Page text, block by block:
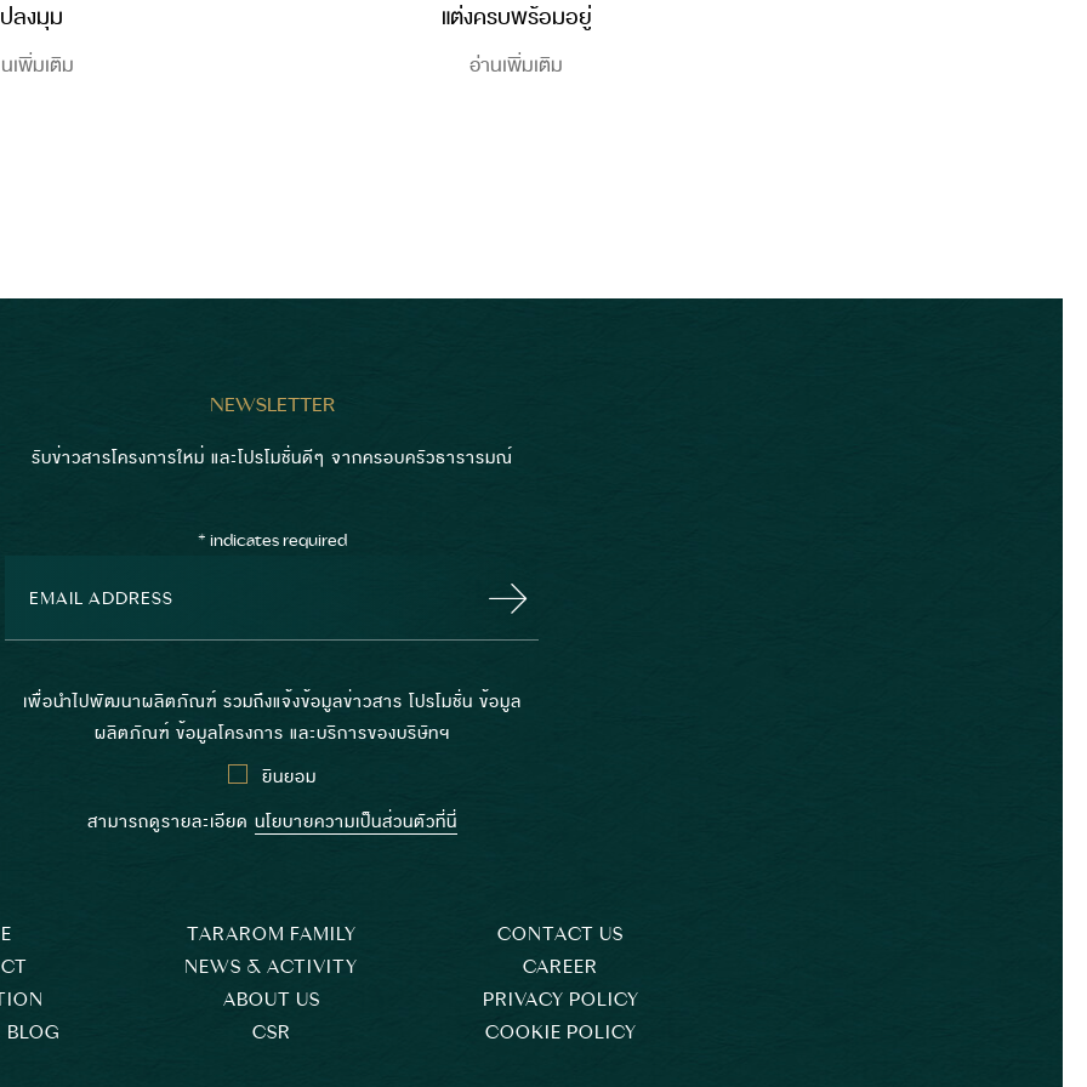
ลงมุม
เพิ่มเติม
แต่งครบพร้อมอยู่
อ่านเพิ่มเติม
NEWSLETTER
รับข่าวสารโครงการใหม่ และโปรโมชั่นดีๆ จากครอบครัวธารารมณ์
* indicates required
เพื่อนำไปพัฒนาผลิตภัณฑ์ รวมถึงแจ้งข้อมูลข่าวสาร โปรโมชั่น ข้อมูล
ผลิตภัณฑ์ ข้อมูลโครงการ และบริการของบริษัทฯ
ยินยอม
สามารถดูรายละเอียด นโยบายความเป็นส่วนตัวที่นี่
BLOG
TARAROM FAMILY
NEWS & ACTIVITY
ABOUT US
CSR
CONTACT US
CAREER
PRIVACY POLICY
COOKIE POLICY